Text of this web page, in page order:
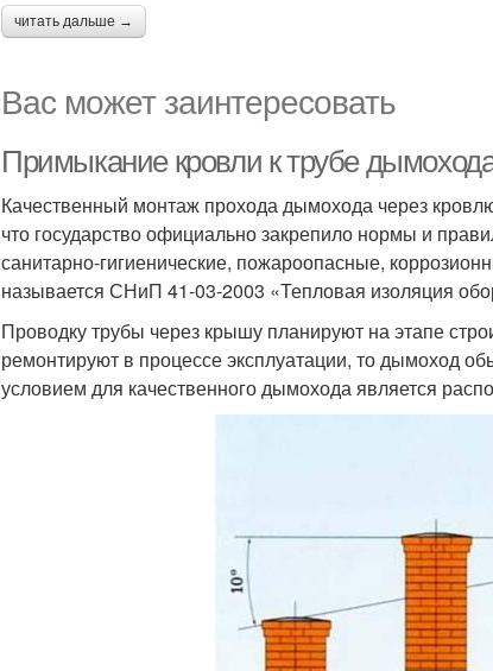
читать дальше →
Вас может заинтересовать
Примыкание кровли к трубе
Качественный монтаж прохода дымохода через
что государство официально закрепило нормы и
санитарно-гигиенические, пожароопасные,
называется СНиП 41-03-2003 «Тепловая изоляция
Проводку трубы через крышу планируют на этапе
ремонтируют в процессе эксплуатации, то дымоход
условием для качественного дымохода является